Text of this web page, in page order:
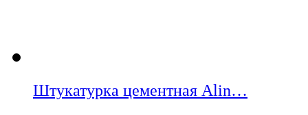
Штукатурка цементная Alin…